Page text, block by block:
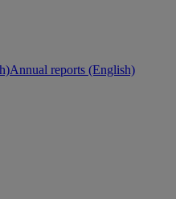
Annual reports (English)